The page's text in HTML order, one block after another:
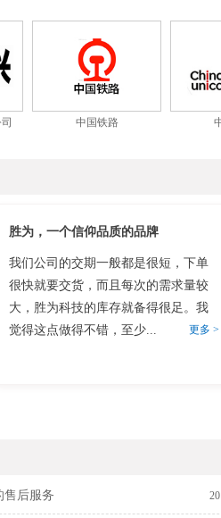
中国铁路
胜为，一个信仰品质的品牌
我们公司的交期一般都是很短，下单
很快就要交货，而且每次的需求量较
大，胜为科技的库存就备得很足。我
觉得这点做得不错，至少...
更多 >
售后服务